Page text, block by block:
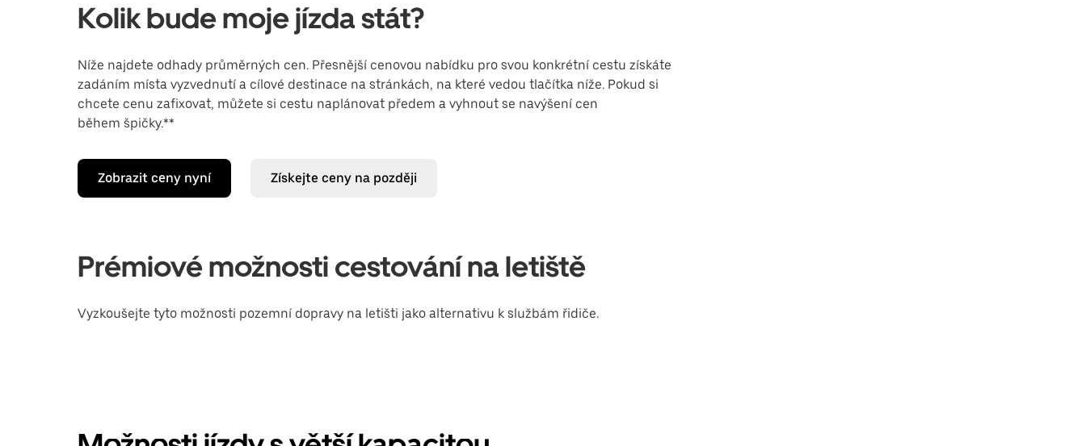
Kolik bude moje jízda stát?
Níže najdete odhady průměrných cen. Přesnější cenovou nabídku pro svou konkrétní cestu získáte
zadáním místa vyzvednutí a cílové destinace na stránkách, na které vedou tlačítka níže. Pokud si
chcete cenu zafixovat, můžete si cestu naplánovat předem a vyhnout se navýšení cen
během špičky.**
Zobrazit ceny nyní Získejte ceny na později
Prémiové možnosti cestování na letiště
Vyzkoušejte tyto možnosti pozemní dopravy na letišti jako alternativu k službám řidiče.